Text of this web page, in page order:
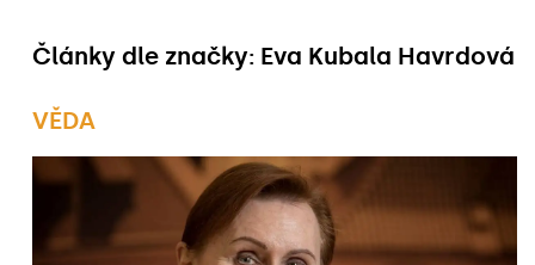
Články dle značky: Eva Kubala Havrdová
VĚDA